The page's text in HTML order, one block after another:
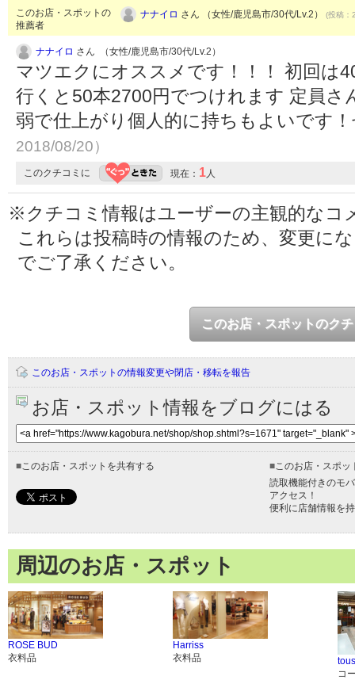
このお店・スポットの
推薦者
ナナイロ さん （女性/鹿児島市/30代/Lv.2） (投稿
ナナイロ さん （女性/鹿児島市/30代/Lv.2）
マツエクにオススメです！！！ 初回は
行くと50本2700円でつけれます 定員さ
弱で仕上がり個人的に持ちもよいです
2018/08/20）
このクチコミに 現在： 1人
※クチコミ情報はユーザーの主観的なコ
これらは投稿時の情報のため、変更に
でご了承ください。
このお店・スポットのク
このお店・スポットの情報変更や閉店・移転を報告
お店・スポット情報をブログにはる
■このお店・スポットを共有する ■このお店・スポッ
読取機能付きのモ
アクセス！
便利に店舗情報を
周辺のお店・スポット
ROSE BUD
衣料品
Harriss
衣料品
コ